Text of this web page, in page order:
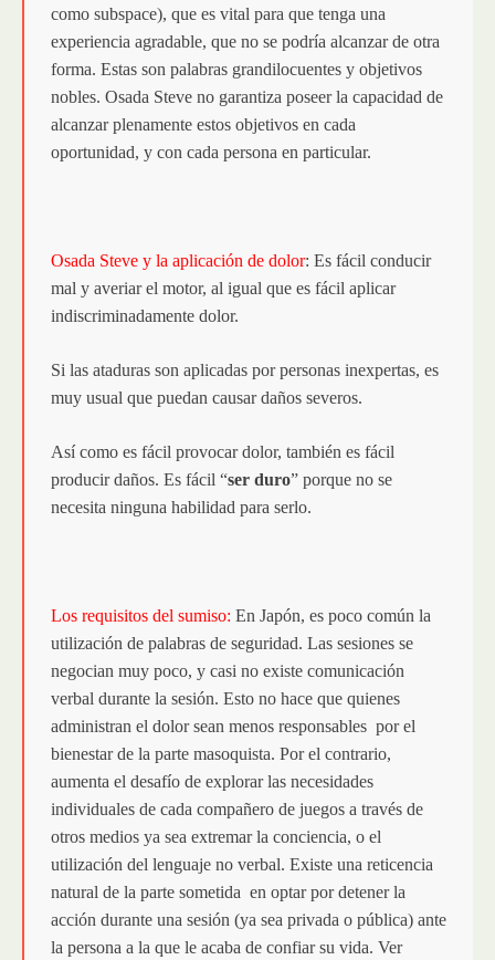
como subspace), que es vital para que tenga una
experiencia agradable, que no se podría alcanzar de otra
forma. Estas son palabras grandilocuentes y objetivos
nobles. Osada Steve no garantiza poseer la capacidad de
alcanzar plenamente estos objetivos en cada
oportunidad, y con cada persona en particular.
Osada Steve y la aplicación de dolor: Es fácil conducir
mal y averiar el motor, al igual que es fácil aplicar
indiscriminadamente dolor.
Si las ataduras son aplicadas por personas inexpertas, es
muy usual que puedan causar daños severos.
Así como es fácil provocar dolor, también es fácil
producir daños. Es fácil “ser duro” porque no se
necesita ninguna habilidad para serlo.
Los requisitos del sumiso: En Japón, es poco común la
utilización de palabras de seguridad. Las sesiones se
negocian muy poco, y casi no existe comunicación
verbal durante la sesión. Esto no hace que quienes
administran el dolor sean menos responsables por el
bienestar de la parte masoquista. Por el contrario,
aumenta el desafío de explorar las necesidades
individuales de cada compañero de juegos a través de
otros medios ya sea extremar la conciencia, o el
utilización del lenguaje no verbal. Existe una reticencia
natural de la parte sometida en optar por detener la
acción durante una sesión (ya sea privada o pública) ante
la persona a la que le acaba de confiar su vida. Ver